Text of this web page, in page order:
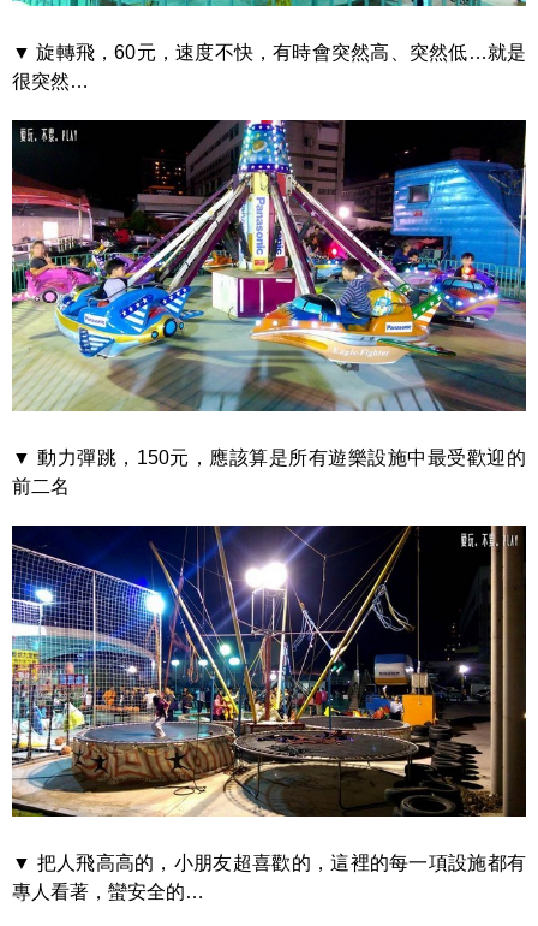
▼ 旋轉飛，60元，速度不快，有時會突然高、突然低…就是
很突然…
▼ 動力彈跳，150元，應該算是所有遊樂設施中最受歡迎的
前二名
▼ 把人飛高高的，小朋友超喜歡的，這裡的每一項設施都有
專人看著，蠻安全的…